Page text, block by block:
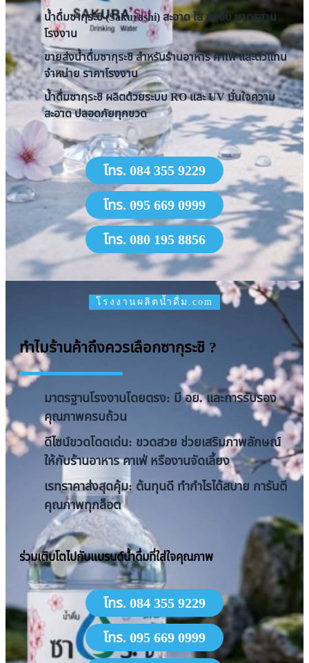
น้ำดื่มซากุระชิ (Sakurashi) สะอาด ใส สดชื่น มาตรฐาน
โรงงาน
ขายส่งน้ำดื่มซากุระชิ สำหรับร้านอาหาร คาเฟ่ และตัวแทน
จำหน่าย ราคาโรงงาน
น้ำดื่มซากุระชิ ผลิตด้วยระบบ RO และ UV มั่นใจความ
สะอาด ปลอดภัยทุกขวด
โทร. 084 355 9229
โทร. 095 669 0999
โทร. 080 195 8856
โรงงานผลิตน้ำดื่ม.com
ทำไมร้านค้าถึงควรเลือกซากุระชิ ?
มาตรฐานโรงงานโดยตรง: มี อย. และการรับรอง
คุณภาพครบถ้วน
ดีไซน์ขวดโดดเด่น: ขวดสวย ช่วยเสริมภาพลักษณ์
ให้กับร้านอาหาร คาเฟ่ หรืองานจัดเลี้ยง
​เรทราคาส่งสุดคุ้ม: ต้นทุนดี ทำกำไรได้สบาย การันตี
คุณภาพทุกล็อต
​ร่วมเติบโตไปกับแบรนด์น้ำดื่มที่ใส่ใจคุณภาพ
โทร. 084 355 9229
โทร. 095 669 0999